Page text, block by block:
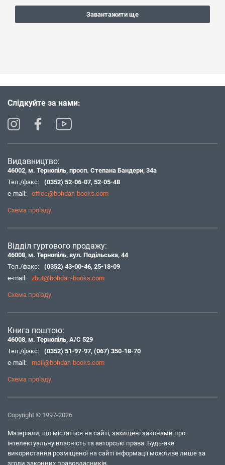
Завантажити ще
Слідкуйте за нами:
Видавництво:
46002, м. Тернопіль, просп. Степана Бандери, 34а
Тел./факс:
(0352) 52-06-07, 52-05-48
e-mail:
office@bohdan-books.com
Схема проїзду
Відділ гуртового продажу:
46008, м. Тернопіль, вул. Подільська, 44
Тел./факс:
(0352) 43-00-46, 25-18-09
e-mail:
zbut@bohdan-books.com
Схема проїзду
Книга поштою:
46008, м. Тернопіль, А/С 529
Тел./факс:
(0352) 51-97-97, (067) 350-18-70
e-mail:
mail@bohdan-books.com
Схема проїзду
Copyright © 1997-2026
Матеріали, що містяться на сайті, захищені законами про
інтелектуальну власність та авторські права. Будь-яке
використання розміщеної на сайті інформації можливе лише за
згоди законних правовласників.